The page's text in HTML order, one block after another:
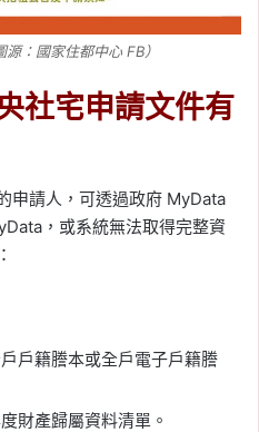
：國家住都中心 FB）
社宅申請文件有
申請人，可透過政府 MyData
，或系統無法取得完整資
戶籍謄本或全戶電子戶籍謄
財產歸屬資料清單。